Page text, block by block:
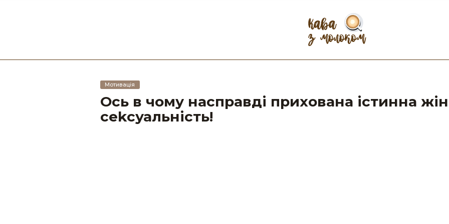
Мотивація
Ось в чому насправді прихована істинна
сеkсуальність!